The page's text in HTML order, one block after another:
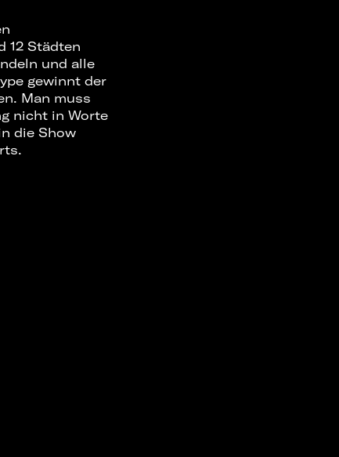
12 Städten
und alle
gewinnt der
Man muss
nicht in Worte
die Show